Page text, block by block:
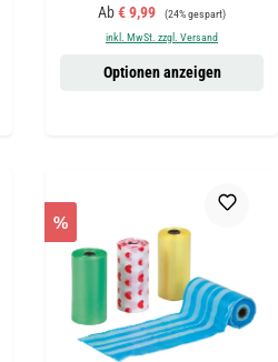
Verkaufspreis:
Ab€ 9,99 Regulärer Preis:
(24% gespart)
inkl. MwSt. zzgl. Versand
Optionen anzeigen
%